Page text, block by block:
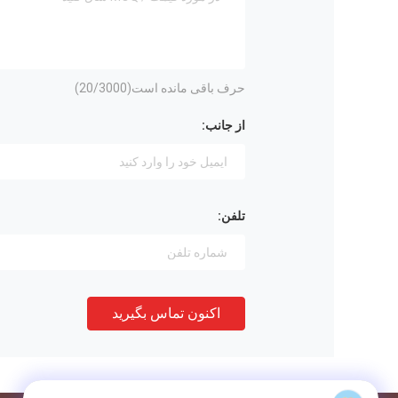
حرف باقی مانده است( 20/3000)
از جانب:
تلفن:
اکنون تماس بگیرید